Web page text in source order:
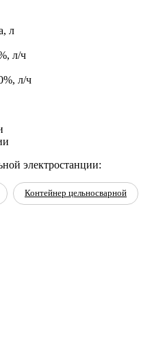
л
л/ч
л/ч
электростанции:
Контейнер цельносварной